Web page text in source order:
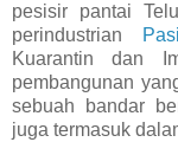
pesisir pantai
perindustrian
Kuarantin dan
pembangunan
sebuah bandar
juga termasuk